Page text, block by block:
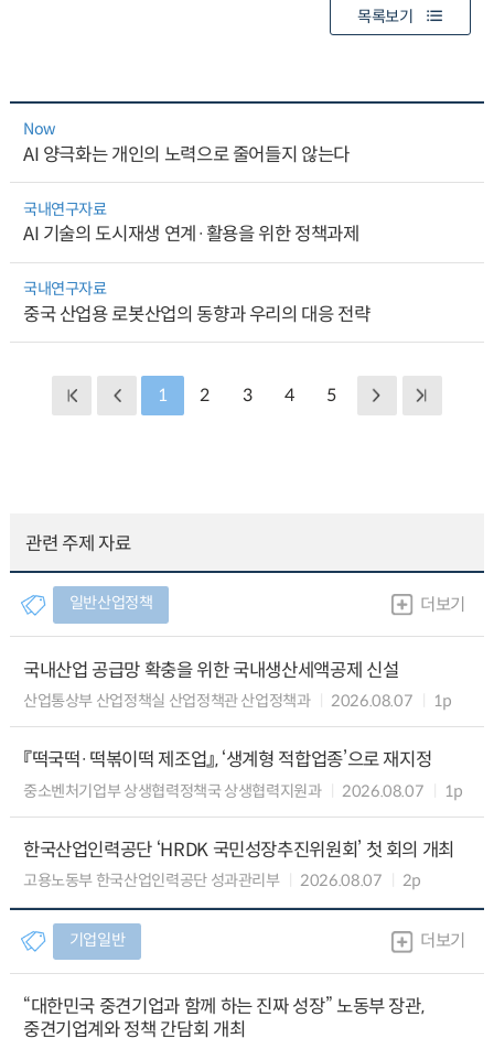
목록보기
Now
AI 양극화는 개인의 노력으로 줄어들지 않는다
국내연구자료
AI 기술의 도시재생 연계·활용을 위한 정책과제
국내연구자료
중국 산업용 로봇산업의 동향과 우리의 대응 전략
1 2 3 4 5
관련 주제 자료
일반산업정책 더보기
국내산업 공급망 확충을 위한 국내생산세액공제 신설
산업통상부 산업정책실 산업정책관 산업정책과 2026.08.07 1p
『떡국떡·떡볶이떡 제조업』, ‘생계형 적합업종’으로 재지정
중소벤처기업부 상생협력정책국 상생협력지원과 2026.08.07 1p
한국산업인력공단 ‘HRDK 국민성장추진위원회’ 첫 회의 개최
고용노동부 한국산업인력공단 성과관리부 2026.08.07 2p
기업일반 더보기
“대한민국 중견기업과 함께 하는 진짜 성장” 노동부 장관,
중견기업계와 정책 간담회 개최